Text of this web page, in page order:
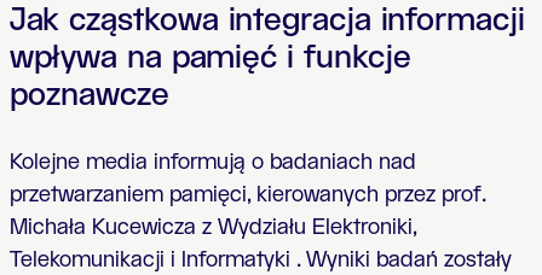
Jak cząstkowa integracja informacji
wpływa na pamięć i funkcje
poznawcze
Kolejne media informują o badaniach nad
przetwarzaniem pamięci, kierowanych przez prof.
Michała Kucewicza z Wydziału Elektroniki,
Telekomunikacji i Informatyki . Wyniki badań zostały